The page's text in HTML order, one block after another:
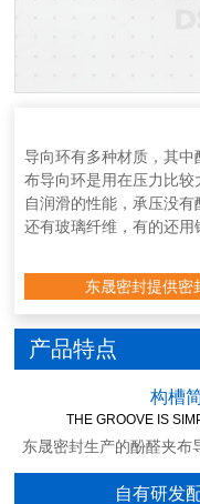
导向环有多种材质，其
布导向环是用在压力比
自润滑的性能，承压没
还有玻璃纤维，有的还用
东晟密封提供密
产品特点
构槽
THE GROOVE IS
东晟密封生产的酚醛夹布
自有研发